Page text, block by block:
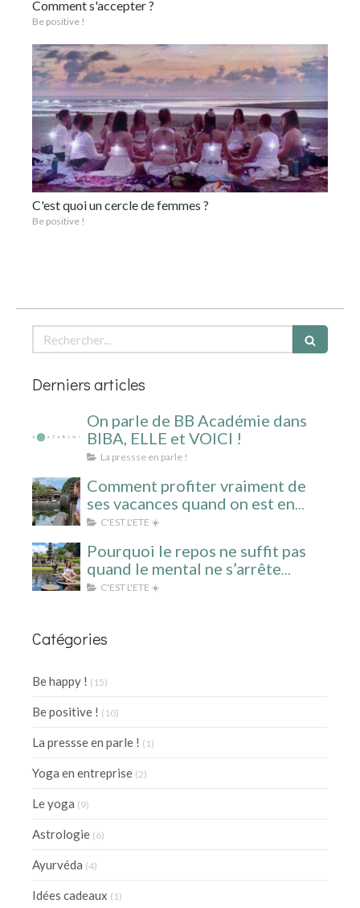
Comment s'accepter ?
Be positive !
C'est quoi un cercle de femmes ?
Be positive !
Rechercher
Derniers articles
On parle de BB Académie dans
BIBA, ELLE et VOICI !
La pressse en parle !
Comment profiter vraiment de
ses vacances quand on est en
surcharge mentale ?
C'EST L'ETE ☀️
Pourquoi le repos ne suffit pas
quand le mental ne s’arrête
jamais ?
C'EST L'ETE ☀️
Catégories
Be happy ! (15)
Be positive ! (10)
La pressse en parle ! (1)
Yoga en entreprise (2)
Le yoga (9)
Astrologie (6)
Ayurvéda (4)
Idées cadeaux (1)